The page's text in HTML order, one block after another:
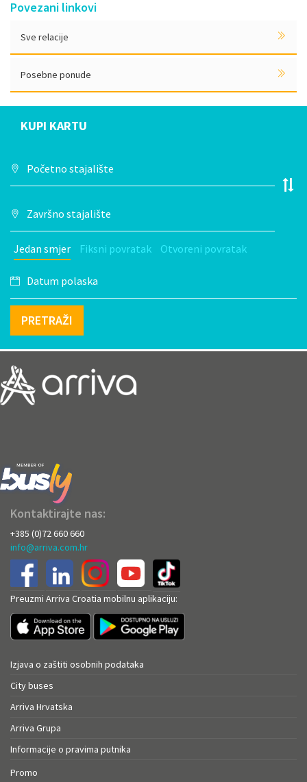
Povezani linkovi
Sve relacije
Posebne ponude
KUPI KARTU
Jedan smjer Fiksni povratak Otvoreni povratak
PRETRAŽI
Kontaktirajte nas:
+385 (0)72 660 660
info@arriva.com.hr
Preuzmi Arriva Croatia mobilnu aplikaciju:
Izjava o zaštiti osobnih podataka
City buses
Arriva Hrvatska
Arriva Grupa
Informacije o pravima putnika
Promo